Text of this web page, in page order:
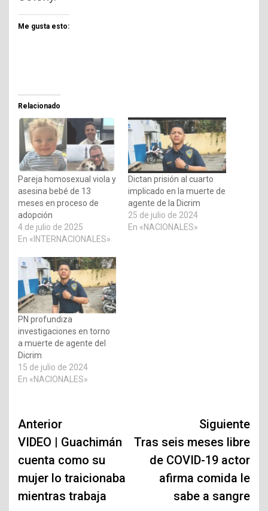
Me gusta esto:
Relacionado
Pareja homosexual viola y
asesina bebé de 13
meses en proceso de
adopción
4 de julio de 2025
En «INTERNACIONALES»
Dictan prisión al cuarto
implicado en la muerte de
agente de la Dicrim
25 de julio de 2024
En «NACIONALES»
PN profundiza
investigaciones en torno
a muerte de agente del
Dicrim
15 de julio de 2024
En «NACIONALES»
Navegación
de
entradas
Anterior
VIDEO | Guachimán
cuenta como su
mujer lo traicionaba
mientras trabaja
Siguiente
Tras seis meses libre
de COVID-19 actor
afirma comida le
sabe a sangre